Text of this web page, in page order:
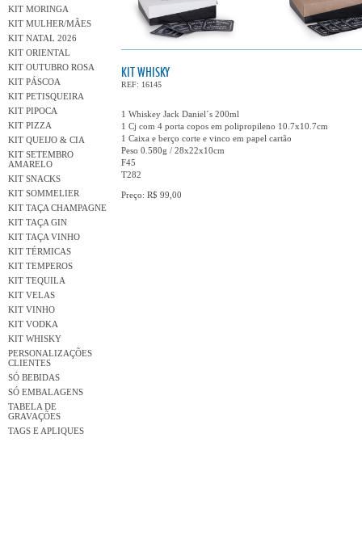
KIT MORINGA
KIT MULHER/MÃES
KIT NATAL 2026
KIT ORIENTAL
KIT OUTUBRO ROSA
KIT PÁSCOA
KIT PETISQUEIRA
KIT PIPOCA
KIT PIZZA
KIT QUEIJO & CIA
KIT SETEMBRO
AMARELO
KIT SNACKS
KIT SOMMELIER
KIT TAÇA CHAMPAGNE
KIT TAÇA GIN
KIT TAÇA VINHO
KIT TÉRMICAS
KIT TEMPEROS
KIT TEQUILA
KIT VELAS
KIT VINHO
KIT VODKA
KIT WHISKY
PERSONALIZAÇÕES
CLIENTES
SÓ BEBIDAS
SÓ EMBALAGENS
TABELA DE
GRAVAÇÕES
TAGS E APLIQUES
KIT WHISKY
REF: 16145
1 Whiskey Jack Daniel´s 200ml
1 Cj com 4 porta copos em polipropileno 10.7x10.7cm
1 Caixa e berço corte e vinco em papel cartão
Peso 0.580g / 28x22x10cm
F45
T282
Preço: R$ 99,00